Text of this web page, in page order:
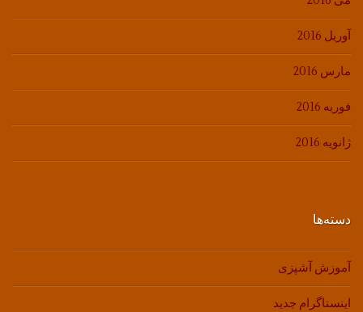
آوریل 2016
مارس 2016
فوریه 2016
ژانویه 2016
دسته‌ها
آموزش آشپزی
اینستاگرام جدید